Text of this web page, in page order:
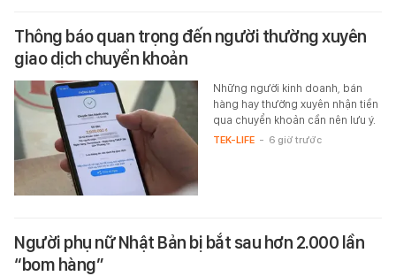
Thông báo quan trọng đến người thường xuyên
giao dịch chuyển khoản
Những người kinh doanh, bán
hàng hay thường xuyên nhận tiền
qua chuyển khoản cần nên lưu ý.
TEK-LIFE - 6 giờ trước
Người phụ nữ Nhật Bản bị bắt sau hơn 2.000 lần
“bom hàng”